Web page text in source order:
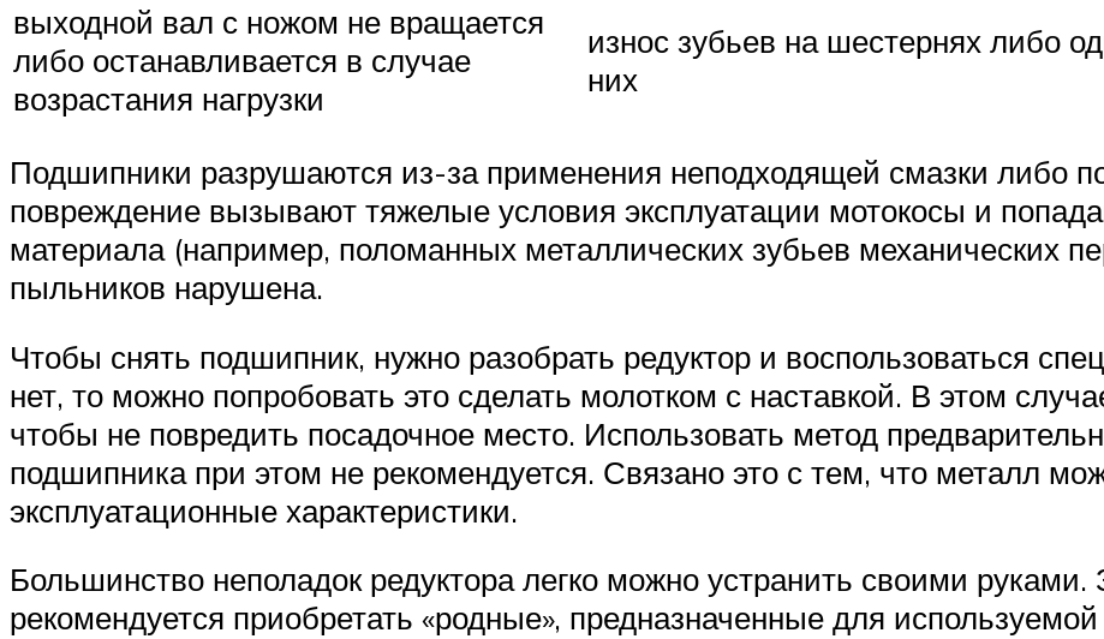
выходной вал с ножом не вращается
либо останавливается в случае
возрастания нагрузки
износ зубьев на шестернях либо
них
Подшипники разрушаются из-за применения неподходящей смазки либо
повреждение вызывают тяжелые условия эксплуатации мотокосы и
материала (например, поломанных металлических зубьев механических
пыльников нарушена.
Чтобы снять подшипник, нужно разобрать редуктор и воспользоваться
нет, то можно попробовать это сделать молотком с наставкой. В этом
чтобы не повредить посадочное место. Использовать метод
подшипника при этом не рекомендуется. Связано это с тем, что металл
эксплуатационные характеристики.
Большинство неполадок редуктора легко можно устранить своими
рекомендуется приобретать «родные», предназначенные для